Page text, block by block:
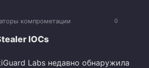
0
компрометации
IOCs
Labs недавно обнаружила